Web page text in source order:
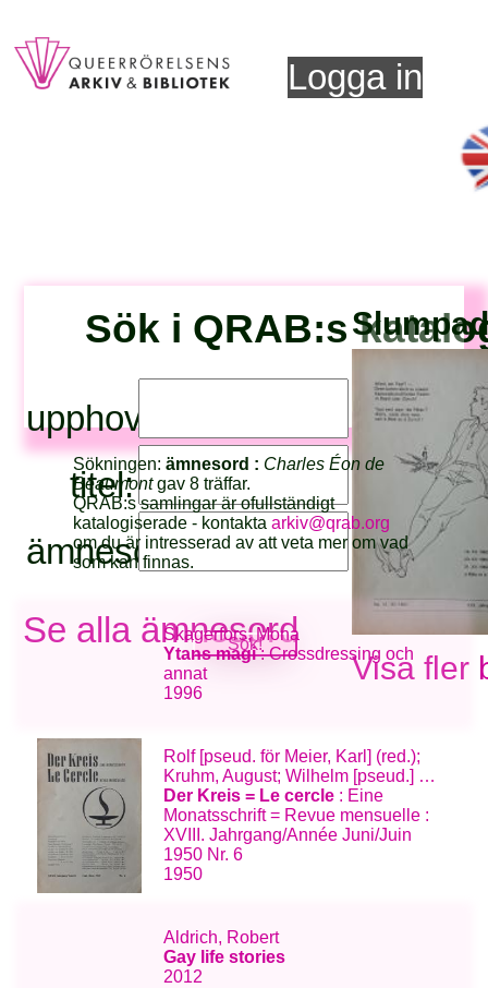
Logga in
Sök i QRAB:s
upphovsperson:
titel:
ämnesord:
Se alla ämnesord
Visa fler
Sökningen:ämnesord : Charles Éon de
Beaumontgav 8 träffar.
QRAB:s samlingar är ofullständigt
katalogiserade - kontaktaarkiv@qrab.org
om du är intresserad av att veta mer om vad
som kan finnas.
Skagerfors, Mona
Ytans magi: Crossdressing och
annat
1996
Rolf [pseud. för Meier, Karl] (red.);
Kruhm, August; Wilhelm [pseud.] …
Der Kreis = Le cercle : Eine
Monatsschrift = Revue mensuelle :
XVIII. Jahrgang/Année Juni/Juin
1950 Nr. 6
1950
Aldrich, Robert
Gay life stories
2012